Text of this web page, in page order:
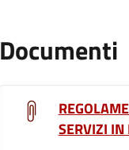
Documenti
SERVIZI IN